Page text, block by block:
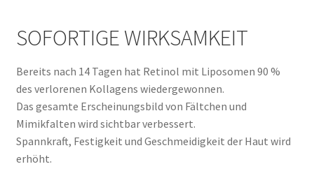
SOFORTIGE WIRKSAMKEIT
Bereits nach 14 Tagen hat Retinol mit Liposomen 90 %
des verlorenen Kollagens wiedergewonnen.
Das gesamte Erscheinungsbild von Fältchen und
Mimikfalten wird sichtbar verbessert.
Spannkraft, Festigkeit und Geschmeidigkeit der Haut wird
erhöht.